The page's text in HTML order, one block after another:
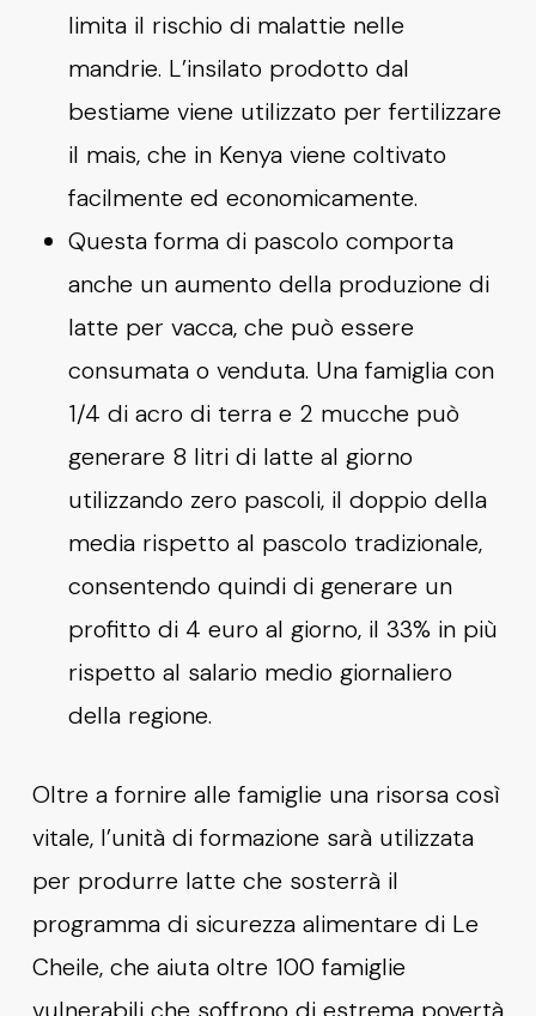
limita il rischio di malattie nelle
mandrie. L’insilato prodotto dal
bestiame viene utilizzato per fertilizzare
il mais, che in Kenya viene coltivato
facilmente ed economicamente.
Questa forma di pascolo comporta
anche un aumento della produzione di
latte per vacca, che può essere
consumata o venduta. Una famiglia con
1/4 di acro di terra e 2 mucche può
generare 8 litri di latte al giorno
utilizzando zero pascoli, il doppio della
media rispetto al pascolo tradizionale,
consentendo quindi di generare un
profitto di 4 euro al giorno, il 33% in più
rispetto al salario medio giornaliero
della regione.
Oltre a fornire alle famiglie una risorsa così
vitale, l’unità di formazione sarà utilizzata
per produrre latte che sosterrà il
programma di sicurezza alimentare di Le
Cheile, che aiuta oltre 100 famiglie